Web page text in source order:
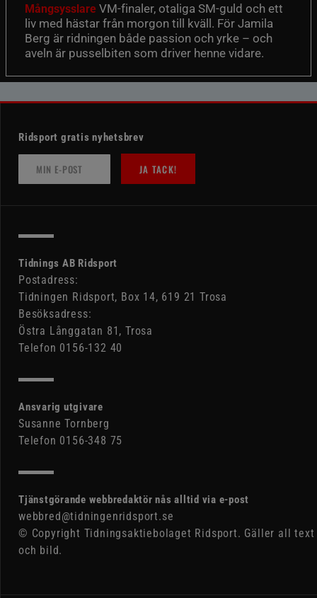
Mångsysslare VM-finaler, otaliga SM-guld och ett
liv med hästar från morgon till kväll. För Jamila
Berg är ridningen både passion och yrke – och
aveln är pusselbiten som driver henne vidare.
Ridsport gratis nyhetsbrev
JA TACK!
Tidnings AB Ridsport
Postadress:
Tidningen Ridsport, Box 14, 619 21 Trosa
Besöksadress:
Östra Långgatan 81, Trosa
Telefon 0156-132 40
Ansvarig utgivare
Susanne Tornberg
Telefon 0156-348 75
Tjänstgörande webbredaktör nås alltid via e-post
webbred@tidningenridsport.se
© Copyright Tidningsaktiebolaget Ridsport. Gäller all text
och bild.